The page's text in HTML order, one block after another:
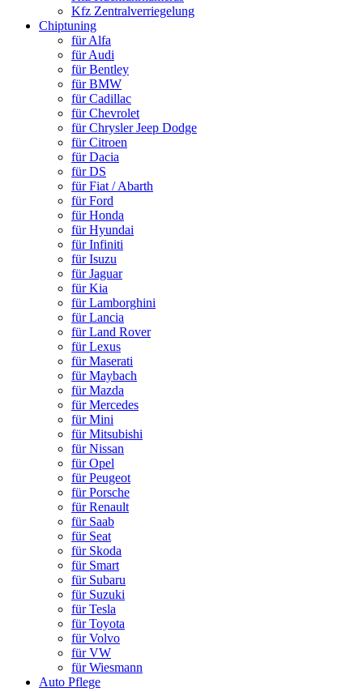
Kfz Zentralverriegelung
Chiptuning
für Alfa
für Audi
für Bentley
für BMW
für Cadillac
für Chevrolet
für Chrysler Jeep Dodge
für Citroen
für Dacia
für DS
für Fiat / Abarth
für Ford
für Honda
für Hyundai
für Infiniti
für Isuzu
für Jaguar
für Kia
für Lamborghini
für Lancia
für Land Rover
für Lexus
für Maserati
für Maybach
für Mazda
für Mercedes
für Mini
für Mitsubishi
für Nissan
für Opel
für Peugeot
für Porsche
für Renault
für Saab
für Seat
für Skoda
für Smart
für Subaru
für Suzuki
für Tesla
für Toyota
für Volvo
für VW
für Wiesmann
Auto Pflege